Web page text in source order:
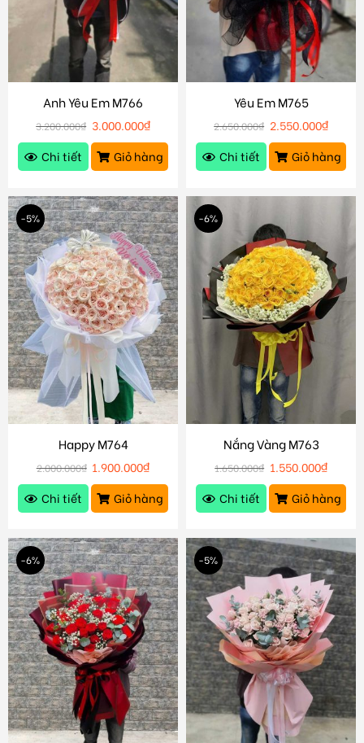
Anh Yêu Em M766
3.200.000₫ 3.000.000₫
Chi tiết
Giỏ hàng
Yêu Em M765
2.650.000₫ 2.550.000₫
Chi tiết
Giỏ hàng
-5%
Happy M764
2.000.000₫ 1.900.000₫
Chi tiết
Giỏ hàng
-6%
Nắng Vàng M763
1.650.000₫ 1.550.000₫
Chi tiết
Giỏ hàng
-6% -5%